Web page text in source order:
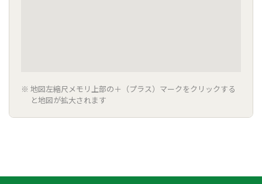
地図左縮尺メモリ上部の＋（プラス）マークをクリックする
と地図が拡大されます